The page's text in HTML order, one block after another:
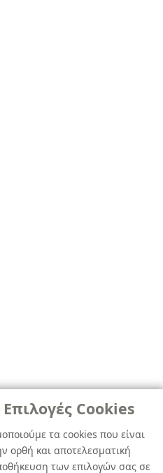
Cookies
τα cookies που είναι
ορθή και αποτελεσματική
των επιλογών σας σε